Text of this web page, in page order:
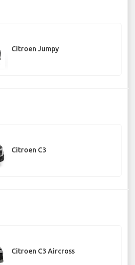
Citroen Jumpy
Citroen C3
Citroen C3 Aircross